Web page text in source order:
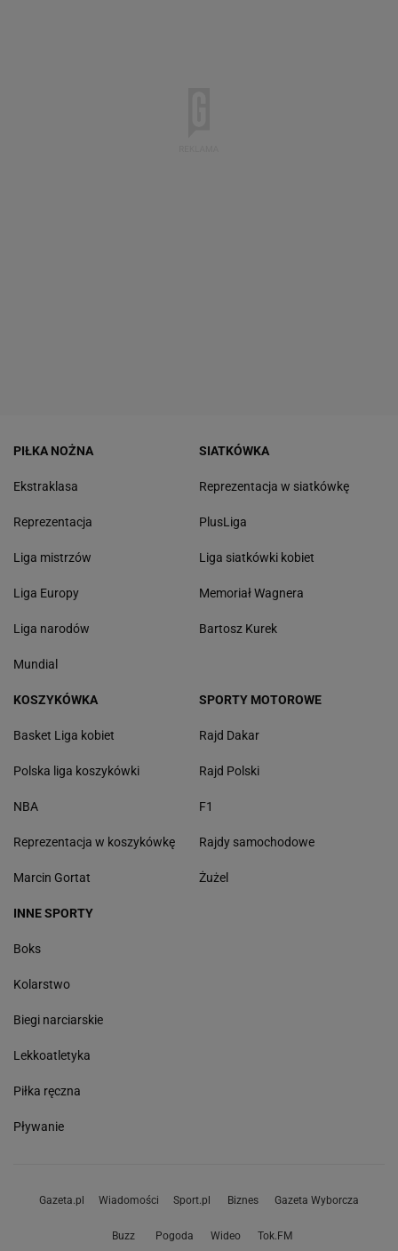
PIŁKA NOŻNA
Ekstraklasa
Reprezentacja
Liga mistrzów
Liga Europy
Liga narodów
Mundial
SIATKÓWKA
Reprezentacja w siatkówkę
PlusLiga
Liga siatkówki kobiet
Memoriał Wagnera
Bartosz Kurek
KOSZYKÓWKA
Basket Liga kobiet
Polska liga koszykówki
NBA
Reprezentacja w koszykówkę
Marcin Gortat
SPORTY MOTOROWE
Rajd Dakar
Rajd Polski
F1
Rajdy samochodowe
Żużel
INNE SPORTY
Boks
Kolarstwo
Biegi narciarskie
Lekkoatletyka
Piłka ręczna
Pływanie
Gazeta.pl Wiadomości Sport.pl Biznes Gazeta Wyborcza
Buzz Pogoda Wideo Tok.FM